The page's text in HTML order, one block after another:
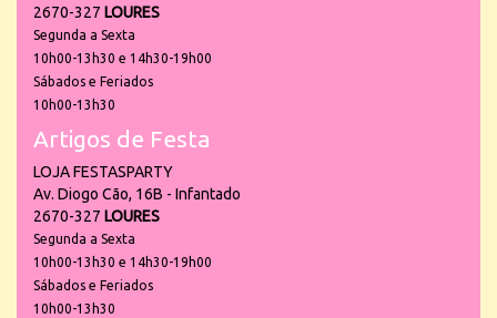
2670-327 LOURES
Segunda a Sexta
10h00-13h30 e 14h30-19h00
Sábados e Feriados
10h00-13h30
Artigos de Festa
LOJA FESTASPARTY
Av. Diogo Cão, 16B - Infantado
2670-327 LOURES
Segunda a Sexta
10h00-13h30 e 14h30-19h00
Sábados e Feriados
10h00-13h30